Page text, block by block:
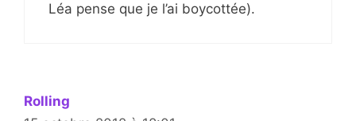
Léa pense que je l’ai boycottée).
Rolling